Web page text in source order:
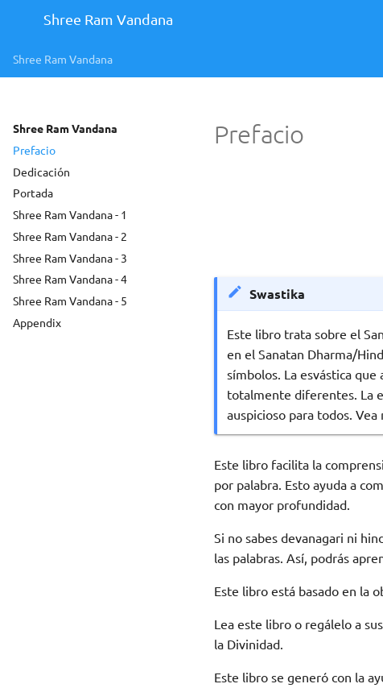
Shree Ram Vandana
Shree Ram Vandana
Shree Ram Vandana
Prefacio
Dedicación
Portada
Shree Ram Vandana - 1
Shree Ram Vandana - 2
Shree Ram Vandana - 3
Shree Ram Vandana - 4
Shree Ram Vandana - 5
Appendix
Prefacio
Swastika
Este libro trata sobre el
en el Sanatan Dharma/
símbolos. La esvástica
totalmente diferentes. La
auspicioso para todos. Vea
Este libro facilita la
por palabra. Esto ayuda a
con mayor profundidad.
Si no sabes devanagari ni
las palabras. Así, podrás
Este libro está basado en la
Lea este libro o regálelo a
la Divinidad.
Este libro se generó con la